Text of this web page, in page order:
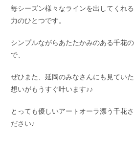
毎シーズン様々なラインを出してくれ
力のひとつです。
シンプルながらあたたかみのある千花
で、
ぜひまた、延岡のみなさんにも見てい
想いがもうすぐ叶います♪♪
とっても優しいアートオーラ漂う千花
ださい♪